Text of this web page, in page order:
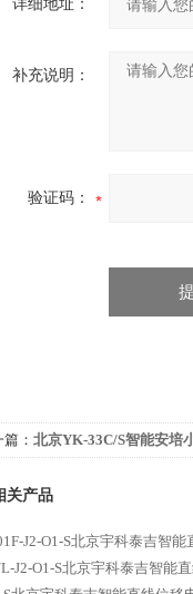
详细地址：
补充说明：
验证码：
： 北京YK-33C/S智能安培
关产品
J2-O1-S北京宇科泰吉智
J2-O1-S北京宇科泰吉智能